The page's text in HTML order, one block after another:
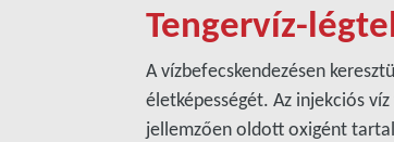
Tengervíz-
A vízbefecskendezésen
életképességét. Az injekciós
jellemzően oldott oxigént